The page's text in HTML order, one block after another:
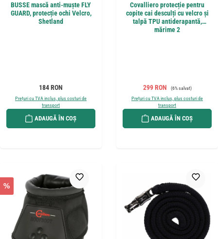
BUSSE mască anti-muște FLY
GUARD, protecție ochi Velcro,
Shetland
Preț obișnuit:
184 RON
Prețuri cu TVA inclus, plus costuri de
transport
ADAUGĂ ÎN COȘ
Covalliero protecție pentru
copite cai desculți cu velcro și
talpă TPU antiderapantă,
mărime 2
Preț de vânzare:
299 RON Preț obișnuit:
(6% salvat)
Prețuri cu TVA inclus, plus costuri de
transport
ADAUGĂ ÎN COȘ
%